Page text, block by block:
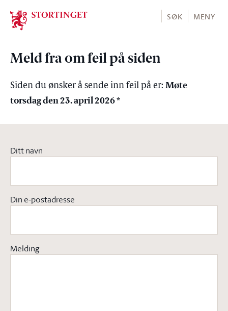
Stortinget.no
SØK MENY
Meld fra om feil på siden
Siden du ønsker å sende inn feil på er: Møte
torsdag den 23. april 2026 *
Ditt navn
Din e-postadresse
Melding